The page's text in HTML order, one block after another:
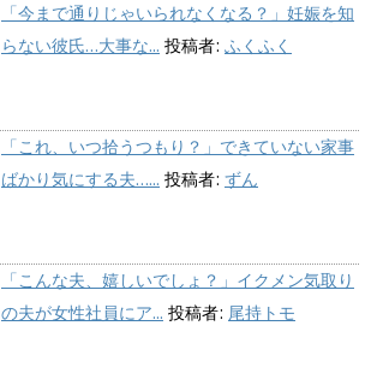
「今まで通りじゃいられなくなる？」妊娠を知
らない彼氏…大事な... 投稿者: ふくふく
「これ、いつ拾うつもり？」できていない家事
ばかり気にする夫…... 投稿者: ずん
「こんな夫、嬉しいでしょ？」イクメン気取り
の夫が女性社員にア... 投稿者: 尾持トモ